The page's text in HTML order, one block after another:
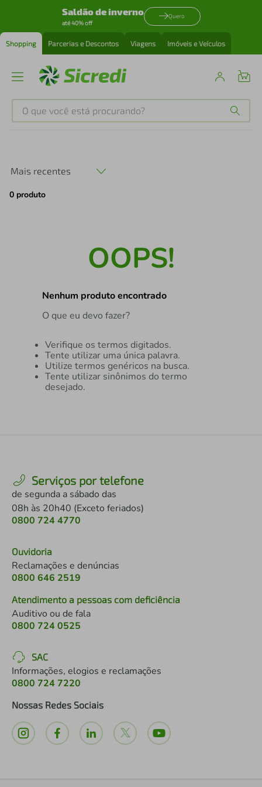
Saldão de inverno
até 40% off
Quero
Shopping Parcerias e Descontos Viagens Imóveis e Veículos
O que você está procurando?
Mais recentes
0 produto
OOPS!
Nenhum produto encontrado
O que eu devo fazer?
Verifique os termos digitados.
Tente utilizar uma única palavra.
Utilize termos genéricos na busca.
Tente utilizar sinônimos do termo
desejado.
Serviços por telefone
de segunda a sábado das
08h às 20h40 (Exceto feriados)
0800 724 4770
Ouvidoria
Reclamações e denúncias
0800 646 2519
Atendimento a pessoas com deficiência
Auditivo ou de fala
0800 724 0525
SAC
Informações, elogios e reclamações
0800 724 7220
Nossas Redes Sociais
2º
iphone